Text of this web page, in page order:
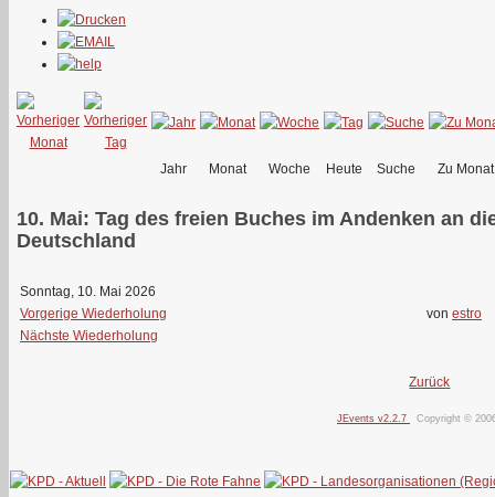
Jahr Monat Woche Heute Suche Zu Monat
10. Mai: Tag des freien Buches im Andenken an
Deutschland
Sonntag, 10. Mai 2026
Vorgerige Wiederholung
Nächste Wiederholung
von estro
Zurück
JEvents v2.2.7 Copyright ©